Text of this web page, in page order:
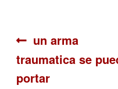
de
Anterior:
un arma
traumatica se
portar